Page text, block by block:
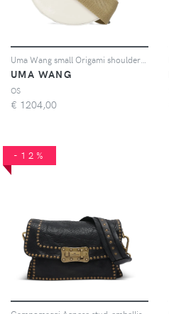
UMA WANG
OS
€ 1204,00
-12%